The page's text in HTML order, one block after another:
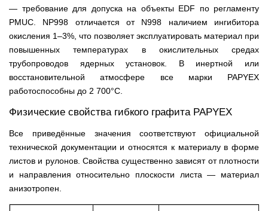
— требование для допуска на объекты EDF по регламенту
PMUC. NP998 отличается от N998 наличием ингибитора
окисления 1–3%, что позволяет эксплуатировать материал при
повышенных температурах в окислительных средах
трубопроводов ядерных установок. В инертной или
восстановительной атмосфере все марки PAPYEX
работоспособны до 2 700°C.
Физические свойства гибкого графита PAPYEX
Все приведённые значения соответствуют официальной
технической документации и относятся к материалу в форме
листов и рулонов. Свойства существенно зависят от плотности
и направления относительно плоскости листа — материал
анизотропен.